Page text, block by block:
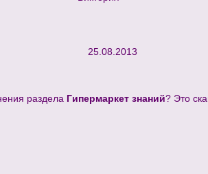
25.08.2013
раздела Гипермаркет знаний? Это